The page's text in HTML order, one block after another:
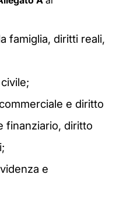
famiglia, diritti reali,
e diritto
finanziario, diritto
e